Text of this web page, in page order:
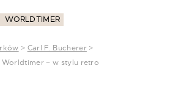
WORLDTIMER
> Carl F. Bucherer>
Worldtimer – w stylu retro